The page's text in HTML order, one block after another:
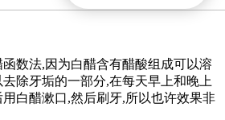
数法,因为白醋含有醋酸组成可以溶
除牙垢的一部分,在每天早上和晚上
白醋漱口,然后刷牙,所以也许效果非